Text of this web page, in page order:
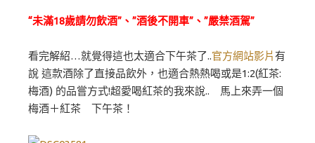
“未滿18歲請勿飲酒”、”酒後不開車”、”嚴禁酒駕”
看完解紹…就覺得這也太適合下午茶了..官方網站影片有
說 這款酒除了直接品飲外，也適合熱熱喝或是1:2(紅茶:
梅酒) 的品嘗方式!超愛喝紅茶的我來說.. 馬上來弄一個
梅酒＋紅茶 下午茶！